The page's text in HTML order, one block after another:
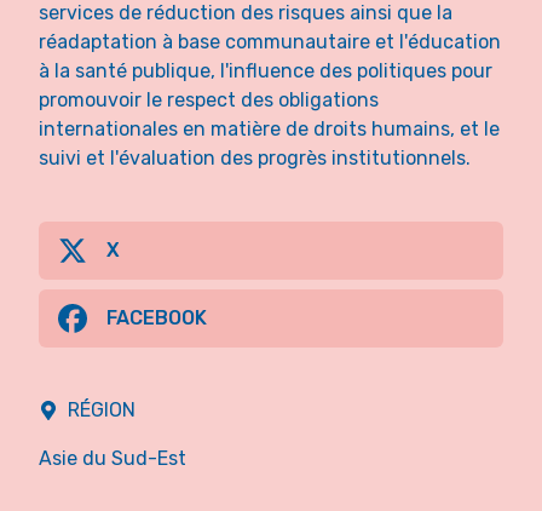
services de réduction des risques ainsi que la
réadaptation à base communautaire et l'éducation
à la santé publique, l'influence des politiques pour
promouvoir le respect des obligations
internationales en matière de droits humains, et le
suivi et l'évaluation des progrès institutionnels.
X
FACEBOOK
RÉGION
Asie du Sud-Est